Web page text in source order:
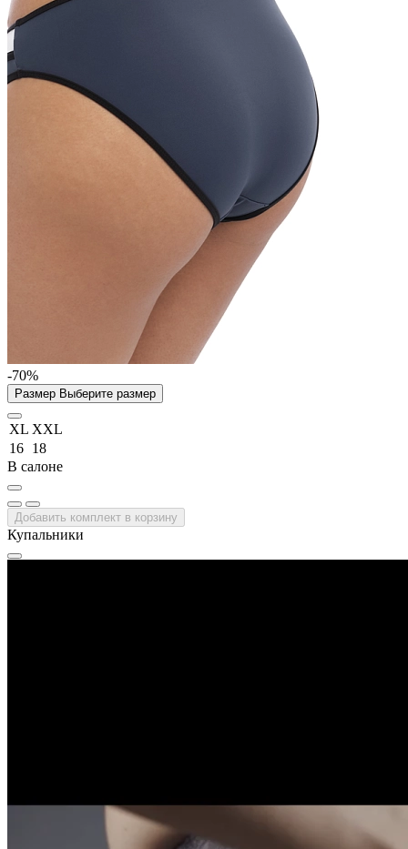
-70%
Размер Выберите размер
XL XXL
16 18
В салоне
Добавить комплект в корзину
Купальники